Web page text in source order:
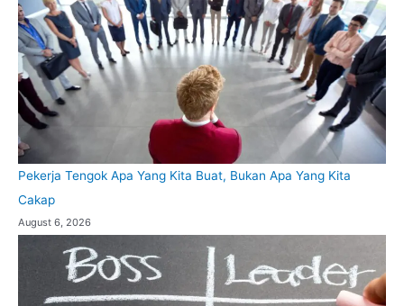
Pekerja Tengok Apa Yang Kita Buat, Bukan Apa Yang Kita
Cakap
August 6, 2026